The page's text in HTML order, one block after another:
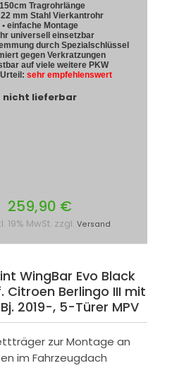
150cm Tragrohrlänge
22 mm Stahl Vierkantrohr
• einfache Montage
universell einsetzbar
durch Spezialschlüssel
gegen Verkratzungen
auf viele weitere PKW
sehr empfehlenswert
nicht lieferbar
259,90 €
19% MwSt. zzgl. Versand
WingBar Evo Black
Citroen Berlingo III mit
2019-, 5-Türer MPV
zur Montage an
im Fahrzeugdach